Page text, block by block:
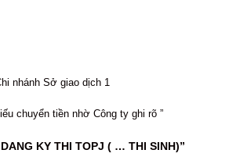
nhánh Sở giao dịch 1
chuyển tiền nhờ Công ty ghi rõ ”
KY THI TOPJ ( … THI SINH)”